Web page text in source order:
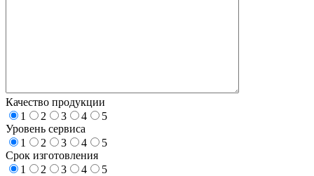
Качество продукции
1
2 3 4
5
Уровень сервиса
1
2 3 4
5
Срок изготовления
1
2 3 4
5